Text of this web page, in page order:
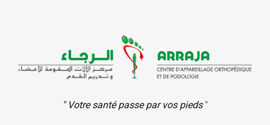
" Votre santé passe par vos pieds"